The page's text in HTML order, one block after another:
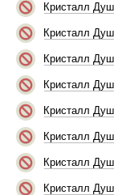
Кристалл
Кристалл
Кристалл
Кристалл
Кристалл
Кристалл
Кристалл
Кристалл